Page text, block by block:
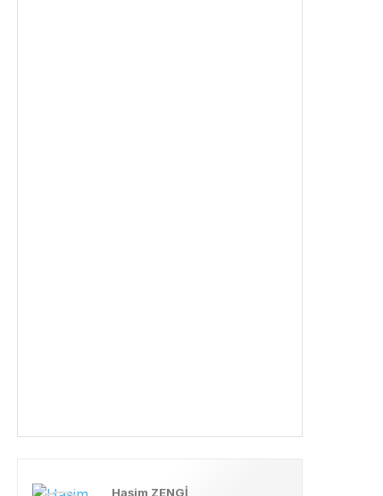
Haşim ZENGİ